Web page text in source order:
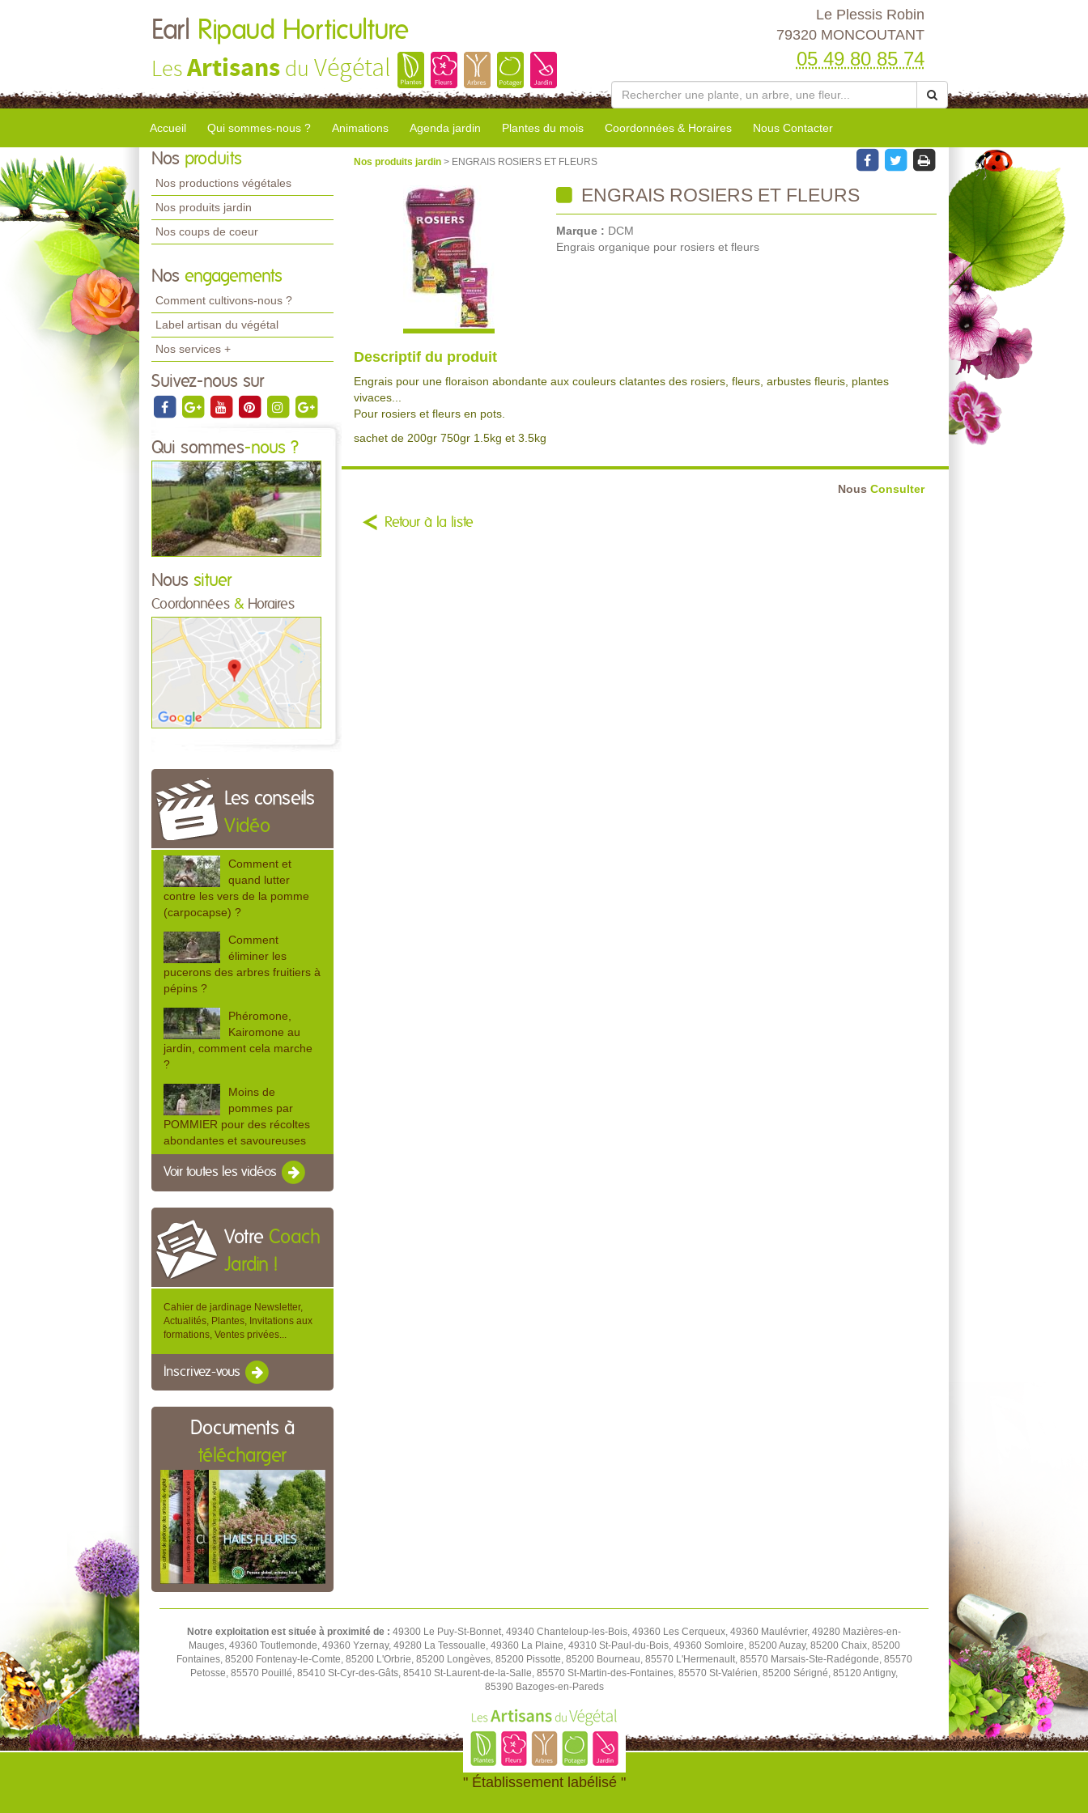
Earl Ripaud Horticulture
LesArtisans du Végétal
Le Plessis Robin
79320 MONCOUTANT
05 49 80 85 74
Accueil Qui sommes-nous ? Animations Agenda jardin Plantes du mois Coordonnées & Horaires Nous Contacter
Nos produits
Nos productions végétales
Nos produits jardin
Nos coups de coeur
Nos engagements
Comment cultivons-nous ?
Label artisan du végétal
Nos services +
Suivez-nous sur
Qui sommes-nous ?
Nous situer
Coordonnées & Horaires
Les conseils
Vidéo
Comment et
quand lutter
contre les vers de la pomme
(carpocapse) ?
Comment
éliminer les
pucerons des arbres fruitiers à
pépins ?
Phéromone,
Kairomone au
jardin, comment cela marche
?
Moins de
pommes par
POMMIER pour des récoltes
abondantes et savoureuses
Voir toutes les vidéos
Votre Coach
Jardin !
Cahier de jardinage Newsletter,
Actualités, Plantes, Invitations aux
formations, Ventes privées...
Inscrivez-vous
Documents à
télécharger
Nos produits jardin > ENGRAIS ROSIERS ET FLEURS
ENGRAIS ROSIERS ET FLEURS
Marque : DCM
Engrais organique pour rosiers et fleurs
Descriptif du produit
Engrais pour une floraison abondante aux couleurs clatantes des rosiers, fleurs, arbustes fleuris, plantes
vivaces...
Pour rosiers et fleurs en pots.
sachet de 200gr 750gr 1.5kg et 3.5kg
Nous Consulter
Retour à la liste
Notre exploitation est située à proximité de : 49300 Le Puy-St-Bonnet, 49340 Chanteloup-les-Bois, 49360 Les Cerqueux, 49360 Maulévrier, 49280 Mazières-en-
Mauges, 49360 Toutlemonde, 49360 Yzernay, 49280 La Tessoualle, 49360 La Plaine, 49310 St-Paul-du-Bois, 49360 Somloire, 85200 Auzay, 85200 Chaix, 85200
Fontaines, 85200 Fontenay-le-Comte, 85200 L'Orbrie, 85200 Longèves, 85200 Pissotte, 85200 Bourneau, 85570 L'Hermenault, 85570 Marsais-Ste-Radégonde, 85570
Petosse, 85570 Pouillé, 85410 St-Cyr-des-Gâts, 85410 St-Laurent-de-la-Salle, 85570 St-Martin-des-Fontaines, 85570 St-Valérien, 85200 Sérigné, 85120 Antigny,
85390 Bazoges-en-Pareds
" Établissement labélisé "